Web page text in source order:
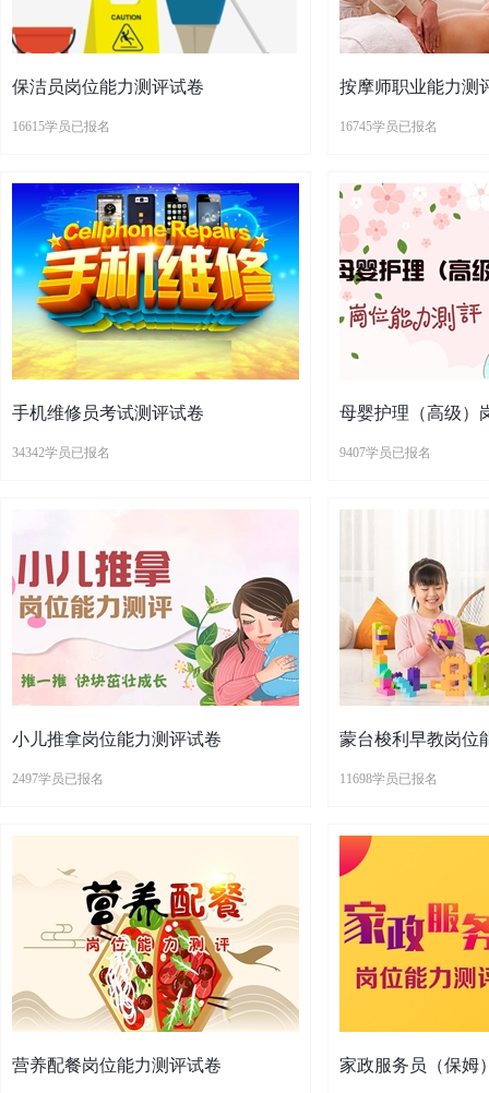
保洁员岗位能力测评试卷
16615学员已报名
按摩师职业能力测
16745学员已报名
手机维修员考试测评试卷
34342学员已报名
母婴护理（高级）
9407学员已报名
小儿推拿岗位能力测评试卷
2497学员已报名
蒙台梭利早教岗位
11698学员已报名
营养配餐岗位能力测评试卷